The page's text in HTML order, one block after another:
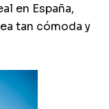
en España,
tan cómoda y